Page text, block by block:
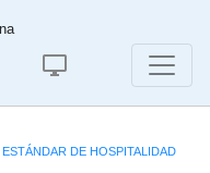
DE HOSPITALIDAD